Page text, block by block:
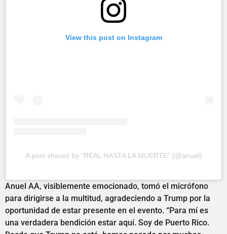
View this post on Instagram
A post shared by “REAL HASTA LA MUERTE” (@anuel)
Anuel AA, visiblemente emocionado, tomó el micrófono
para dirigirse a la multitud, agradeciendo a Trump por la
oportunidad de estar presente en el evento. “Para mí es
una verdadera bendición estar aquí. Soy de Puerto Rico.